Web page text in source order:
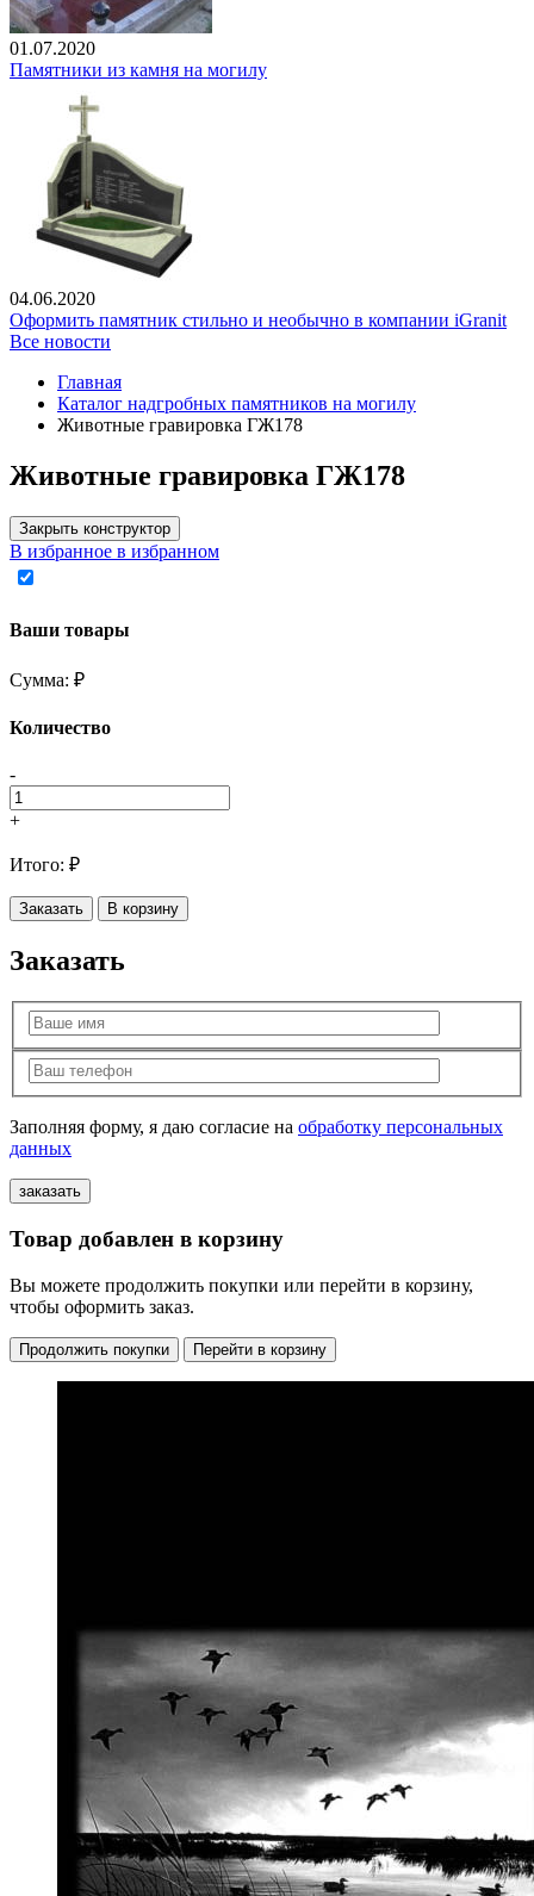
01.07.2020
Памятники из камня на могилу
04.06.2020
Оформить памятник стильно и необычно в компании iGranit
Все новости
Главная
Каталог надгробных памятников на могилу
Животные гравировка ГЖ178
Животные гравировка ГЖ178
Закрыть конструктор
В избранное в избранном
Ваши товары
Сумма: ₽
Количество
-
+
Итого: ₽
Заказать В корзину
Заказать
Заполняя форму, я даю согласие на обработку персональных
данных
Товар добавлен в корзину
Вы можете продолжить покупки или перейти в корзину,
чтобы оформить заказ.
Продолжить покупки Перейти в корзину